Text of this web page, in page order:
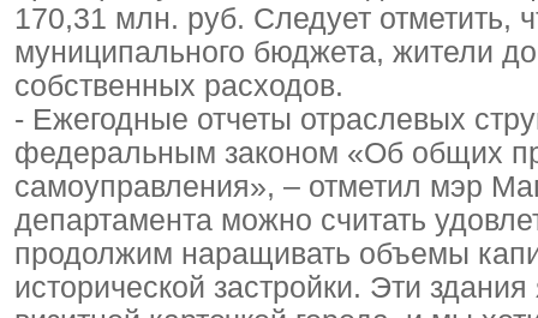
170,31 млн. руб. Следует отметить,
муниципального бюджета, жители
собственных расходов.
- Ежегодные отчеты отраслевых
федеральным законом «Об общих
самоуправления», – отметил мэр
департамента можно считать
продолжим наращивать объемы
исторической застройки. Эти